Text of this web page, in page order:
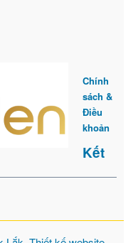
Chính
sách &
Điều
khoản
Kết